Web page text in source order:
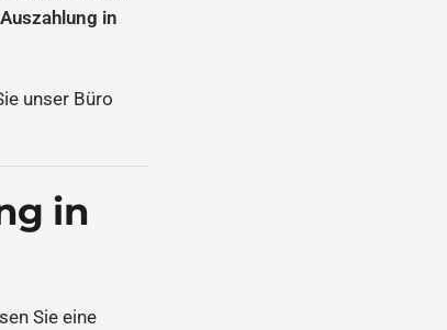
in
unser Büro
in
Sie eine